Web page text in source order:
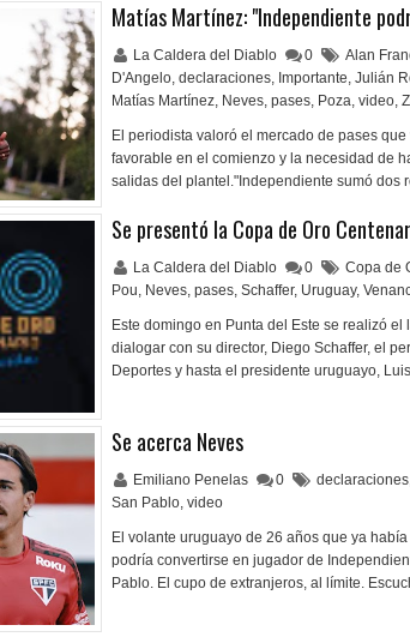
Matías Martínez: "Independiente
La Caldera del Diablo 0 Alan
D'Angelo, declaraciones, Importante, Julián
Matías Martínez, Neves, pases, Poza, video,
El periodista valoró el mercado de pases
favorable en el comienzo y la necesidad de
salidas del plantel."Independiente sumó dos
Se presentó la Copa de Oro
La Caldera del Diablo 0 Copa de
Pou, Neves, pases, Schaffer, Uruguay,
Este domingo en Punta del Este se realizó
dialogar con su director, Diego Schaffer, el
Deportes y hasta el presidente uruguayo,
Se acerca Neves
Emiliano Penelas 0 declaraciones
San Pablo, video
El volante uruguayo de 26 años que ya
podría convertirse en jugador de
Pablo. El cupo de extranjeros, al límite.